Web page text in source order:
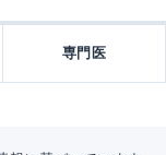
専門医